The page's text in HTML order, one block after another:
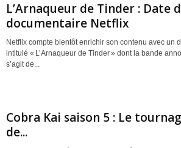
L’Arnaqueur de Tinder : Date
documentaire Netflix
Netflix compte bientôt enrichir son contenu avec un
intitulé « L’Arnaqueur de Tinder » dont la bande
s’agit de...
Cobra Kai saison 5 : Le
de...